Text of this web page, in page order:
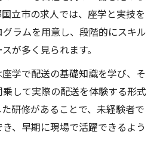
立市の求人では、座学と実技を
ラムを用意し、段階的にスキル
が多く見られます。
学で配送の基礎知識を学び、そ
して実際の配送を体験する形式
研修があることで、未経験者で
、早期に現場で活躍できるよう